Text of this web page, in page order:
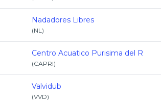
Nadadores Libres
(NL)
Centro Acuatico Purisima del R
(CAPRI)
Valvidub
(VVD)